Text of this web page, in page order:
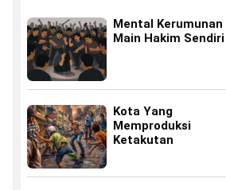
Mental Kerumunan
Main Hakim Sendiri
Kota Yang
Memproduksi
Ketakutan